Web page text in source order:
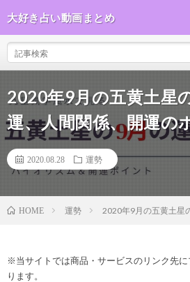
大好き占い動画まとめ
2020年9月の五黄土星
運、人間関係、開運の
2020.08.28 運勢
HOME 運勢 2020年9月の五黄土星
※当サイトでは商品・サービスのリンク先
ります。